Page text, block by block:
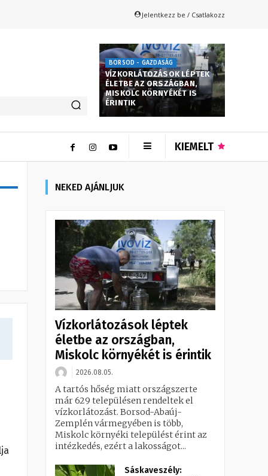
Jelentkezz be / Csatlakozz
BORSOD - GAZDASÁG
VÍZKORLÁTOZÁSOK LÉPTEK
ÉLETBE AZ ORSZÁGBAN,
MISKOLC KÖRNYÉKÉT IS
ÉRINTIK
KIEMELT
NEKED AJÁNLJUK
Vízkorlátozások léptek
életbe az országban,
Miskolc környékét is érintik
2026.08.05.
A tartós hőség miatt országszerte
már 629 településen rendeltek el
vízkorlátozást. Borsod-Abaúj-
Zemplén vármegyében is több,
Miskolc környéki települést érint az
intézkedés, ezért a lakosságot...
Sáskaveszély: